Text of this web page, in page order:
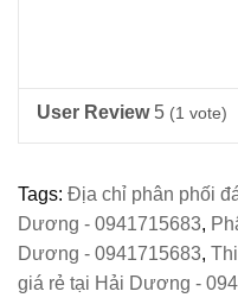
User Review 5 (1 vote)
Tags: Địa chỉ phân phối
Dương - 0941715683,
Dương - 0941715683,
giá rẻ tại Hải Dương -